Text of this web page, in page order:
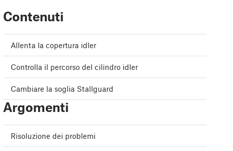
Contenuti
Allenta la copertura idler
Controlla il percorso del cilindro idler
Cambiare la soglia Stallguard
Argomenti
Risoluzione dei problemi